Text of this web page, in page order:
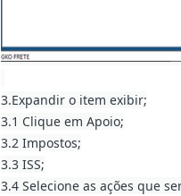
3.Expandir o item exibir;
3.1 Clique em Apoio;
3.2 Impostos;
3.3 ISS;
3.4 Selecione as ações que